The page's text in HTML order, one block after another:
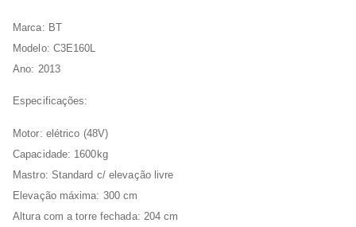
Marca: BT
Modelo: C3E160L
Ano: 2013
Especificações:
Motor: elétrico (48V)
Capacidade: 1600kg
Mastro: Standard c/ elevação livre
Elevação máxima: 300 cm
Altura com a torre fechada: 204 cm